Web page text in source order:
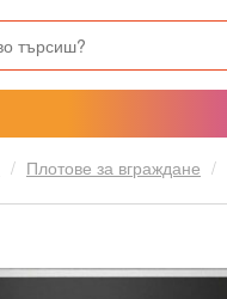
Плотове за вграждане